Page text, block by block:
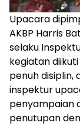
Upacara
AKBP Harris
selaku
kegiatan
penuh
inspektur
penyampaian
penutupan